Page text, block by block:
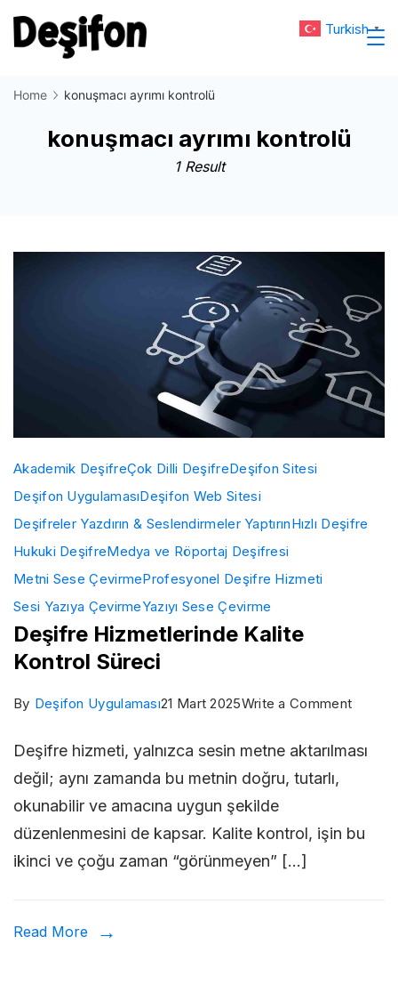
Skip
to
Home konuşmacı ayrımı kontrolü
konuşmacı ayrımı kontrolü
1 Result
Akademik DeşifreÇok Dilli DeşifreDeşifon Sitesi
Deşifon UygulamasıDeşifon Web Sitesi
Deşifreler Yazdırın & Seslendirmeler YaptırınHızlı Deşifre
Hukuki DeşifreMedya ve Röportaj Deşifresi
Metni Sese ÇevirmeProfesyonel Deşifre Hizmeti
Sesi Yazıya ÇevirmeYazıyı Sese Çevirme
Deşifre Hizmetlerinde Kalite
Kontrol Süreci
By Deşifon Uygulaması21 Mart 2025Write a Commenton
Süreci
Deşifre hizmeti, yalnızca sesin metne aktarılması
değil; aynı zamanda bu metnin doğru, tutarlı,
okunabilir ve amacına uygun şekilde
düzenlenmesini de kapsar. Kalite kontrol, işin bu
ikinci ve çoğu zaman “görünmeyen” […]
Read More
Turkish ▼